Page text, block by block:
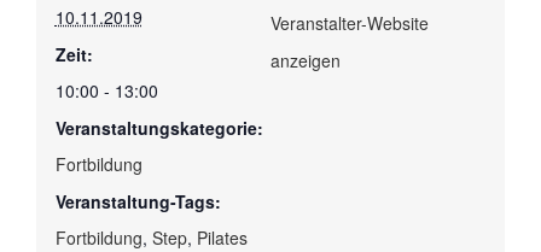
10.11.2019
Zeit:
10:00 - 13:00
Veranstaltungskategorie:
Fortbildung
Veranstaltung-Tags:
Fortbildung, Step, Pilates
Veranstalter-Website
anzeigen